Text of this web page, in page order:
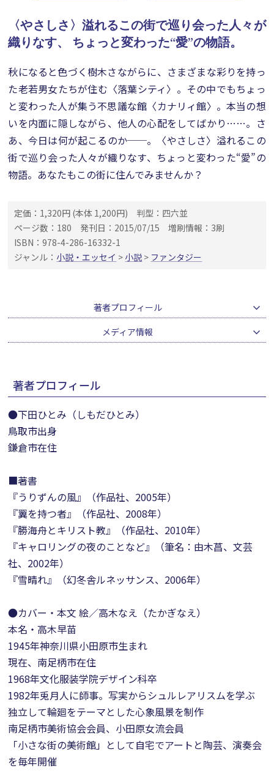
〈やさしさ〉溢れるこの街で巡り会った人々が
織りなす、
ちょっと変わった“愛”の物語。
秋になると色づく樹木さながらに、さまざまな彩りを持っ
た老若男女たちが住む〈落葉シティ〉。その中でもちょっ
と変わった人が集う不思議な館〈カナリィ館〉。本当の想
いを内面に隠しながら、他人の心配をしてばかり……。さ
あ、今日は何が起こるのか──。〈やさしさ〉溢れるこの
街で巡り会った人々が織りなす、ちょっと変わった“愛”の
物語。あなたもこの街に住んでみませんか？
定価：1,320円 (本体 1,200円)
判型：四六並
ページ数：180
発刊日：2015/07/15
増刷情報：3刷
ISBN：978-4-286-16332-1
ジャンル： 小説・エッセイ > 小説 > ファンタジー
著者プロフィール
メディア情報
著者プロフィール
●下田ひとみ（しもだひとみ）
鳥取市出身
鎌倉市在住
■著書
『うりずんの風』（作品社、2005年）
『翼を持つ者』（作品社、2008年）
『勝海舟とキリスト教』（作品社、2010年）
『キャロリングの夜のことなど』（筆名：由木菖、文芸
社、2002年）
『雪晴れ』（幻冬舎ルネッサンス、2006年）
●カバー・本文 絵／高木なえ（たかぎなえ）
本名・高木早苗
1945年神奈川県小田原市生まれ
現在、南足柄市在住
1968年文化服装学院デザイン科卒
1982年兎月人に師事。写実からシュルレアリスムを学ぶ
独立して輪廻をテーマとした心象風景を制作
南足柄市美術協会会員、小田原女流会員
「小さな街の美術館」として自宅でアートと陶芸、演奏会
を毎年開催